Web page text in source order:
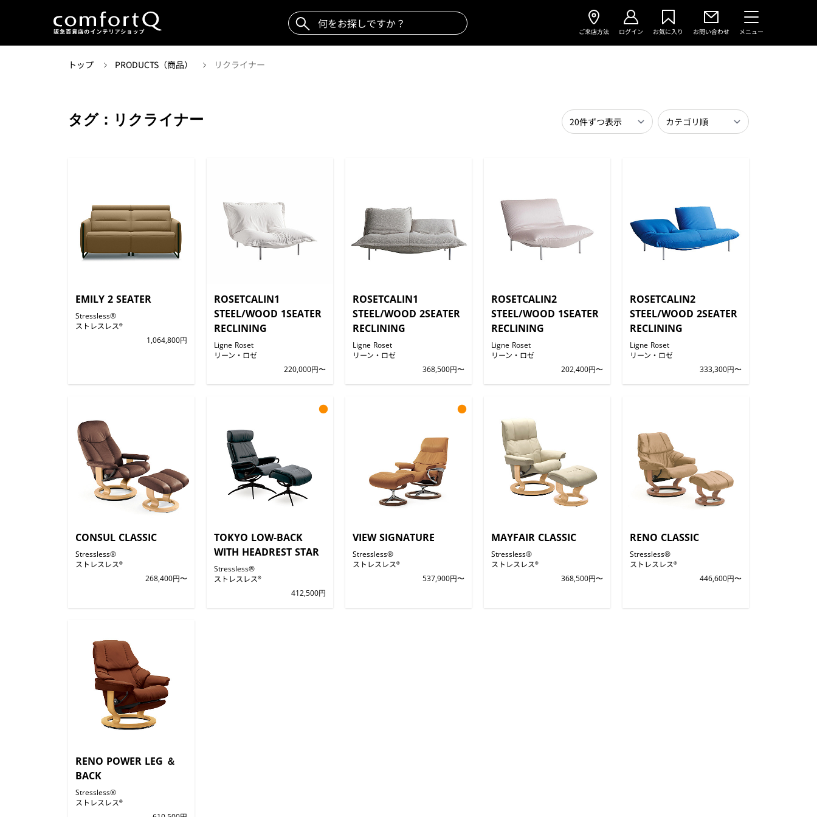
ご来店方法 ログイン お気に入り お問い合わせ メニュー
トップ PRODUCTS（商品） リクライナー
タグ：リクライナー
EMILY 2 SEATER
Stressless®
ストレスレス®
1,064,800円
ROSETCALIN1
STEEL/WOOD 1SEATER
RECLINING
Ligne Roset
リーン・ロゼ
220,000円〜
ROSETCALIN1
STEEL/WOOD 2SEATER
RECLINING
Ligne Roset
リーン・ロゼ
368,500円〜
ROSETCALIN2
STEEL/WOOD 1SEATER
RECLINING
Ligne Roset
リーン・ロゼ
202,400円〜
ROSETCALIN2
STEEL/WOOD 2SEATER
RECLINING
Ligne Roset
リーン・ロゼ
333,300円〜
CONSUL CLASSIC
Stressless®
ストレスレス®
268,400円〜
TOKYO LOW-BACK
WITH HEADREST STAR
Stressless®
ストレスレス®
412,500円
●
VIEW SIGNATURE
Stressless®
ストレスレス®
537,900円〜
●
MAYFAIR CLASSIC
Stressless®
ストレスレス®
368,500円〜
RENO CLASSIC
Stressless®
ストレスレス®
446,600円〜
RENO POWER LEG ＆
BACK
Stressless®
ストレスレス®